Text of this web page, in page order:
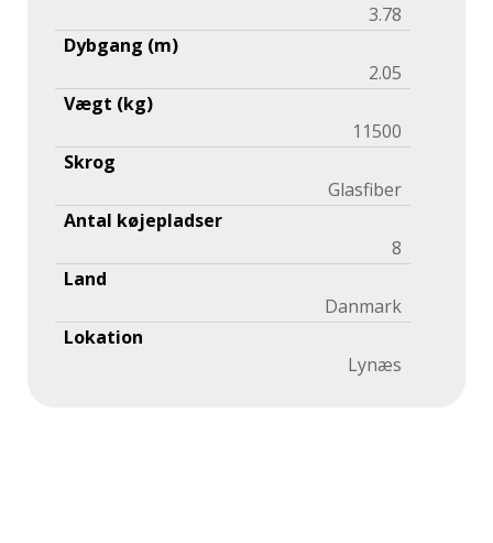
3.78
Dybgang (m)
2.05
Vægt (kg)
11500
Skrog
Glasfiber
Antal køjepladser
8
Land
Danmark
Lokation
Lynæs